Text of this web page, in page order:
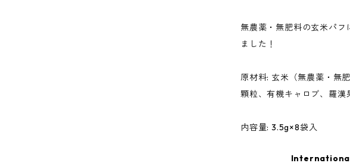
無農薬・無肥料の玄米パ
ました！
原材料: 玄米（無農薬・無
顆粒、有機キャロブ、羅漢
内容量: 3.5g×8袋入